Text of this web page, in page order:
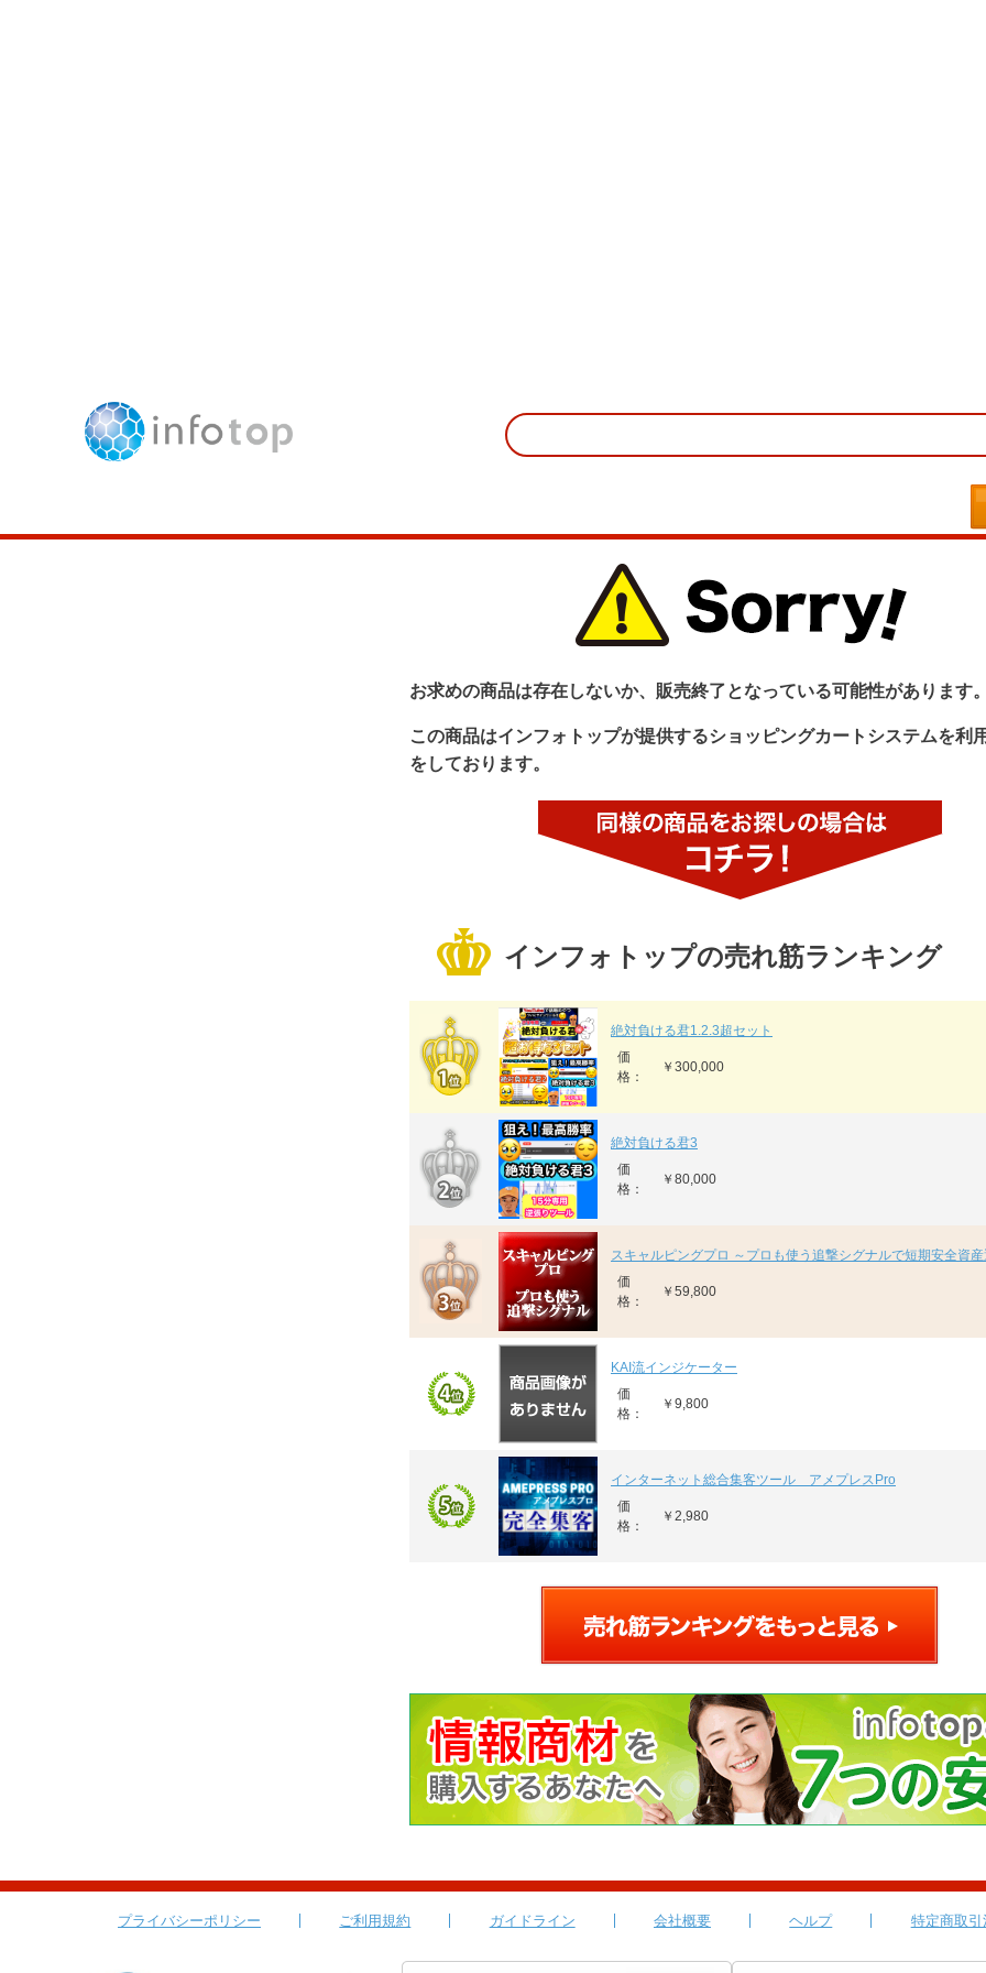
お求めの商品は存在しないか、販売終了となっている可能性があります
この商品はインフォトップが提供するショッピングカートシステムを利
をしております。
インフォトップの売れ筋ランキング
絶対負ける君1.2.3超セット
価
格：
￥300,000
絶対負ける君3
価
格：
￥80,000
スキャルピングプロ ～プロも使う追撃シグナルで短期安全資
価
格：
￥59,800
KAI流インジケーター
価
格：
￥9,800
インターネット総合集客ツール アメプレスPro
価
格：
￥2,980
プライバシーポリシー ご利用規約 ガイドライン 会社概要 ヘルプ 特定商取